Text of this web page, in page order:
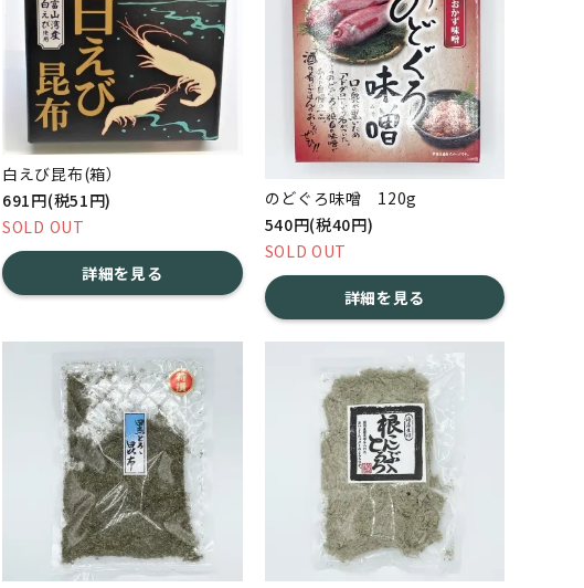
白えび昆布(箱）
691円(税51円)
SOLD OUT
詳細を見る
のどぐろ味噌 120g
540円(税40円)
SOLD OUT
詳細を見る